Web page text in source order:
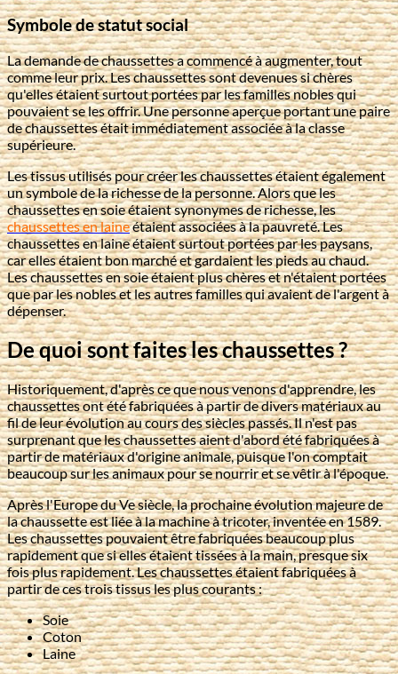
Symbole de statut social
La demande de chaussettes a commencé à augmenter, tout
comme leur prix. Les chaussettes sont devenues si chères
qu'elles étaient surtout portées par les familles nobles qui
pouvaient se les offrir. Une personne aperçue portant une paire
de chaussettes était immédiatement associée à la classe
supérieure.
Les tissus utilisés pour créer les chaussettes étaient également
un symbole de la richesse de la personne. Alors que les
chaussettes en soie étaient synonymes de richesse, les
chaussettes en laineétaient associées à la pauvreté. Les
chaussettes en laine étaient surtout portées par les paysans,
car elles étaient bon marché et gardaient les pieds au chaud.
Les chaussettes en soie étaient plus chères et n'étaient portées
que par les nobles et les autres familles qui avaient de l'argent à
dépenser.
De quoi sont faites les chaussettes ?
Historiquement, d'après ce que nous venons d'apprendre, les
chaussettes ont été fabriquées à partir de divers matériaux au
fil de leur évolution au cours des siècles passés. Il n'est pas
surprenant que les chaussettes aient d'abord été fabriquées à
partir de matériaux d'origine animale, puisque l'on comptait
beaucoup sur les animaux pour se nourrir et se vêtir à l'époque.
Après l'Europe du Ve siècle, la prochaine évolution majeure de
la chaussette est liée à la machine à tricoter, inventée en 1589.
Les chaussettes pouvaient être fabriquées beaucoup plus
rapidement que si elles étaient tissées à la main, presque six
fois plus rapidement. Les chaussettes étaient fabriquées à
partir de ces trois tissus les plus courants :
Soie
Coton
Laine